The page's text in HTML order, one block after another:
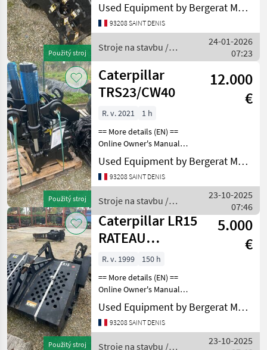
BIG
Winkelbauer
Cangini
Lehnhoff
Agri Manutention
Zobraziť
všetkých
14
MARKETPLACE
Marketplace
Ponuky
predajcov
Drobné
inzeráty
Použitý stroj
bagra
Used Equipment by Bergerat Monnoyeur
93208 SAINT DENIS
Stroje na stavbu /
Caterpillar
24-01-2026
07:23
Použitý stroj
Caterpillar
TRS23/CW40
12.000
€
R. v. 2021
1 h
== More details (EN) ==
Online Owner's Manual
Stroje na stavbu Lyžica
bagra
Used Equipment by Bergerat Monnoyeur
93208 SAINT DENIS
Stroje na stavbu /
Caterpillar
23-10-2025
07:46
Použitý stroj
Caterpillar LR15
RATEAU
PAYSAGE
5.000
€
R. v. 1999
150 h
== More details (EN) ==
Online Owner's Manual
Stroje na stavbu Lyžica
bagra
Used Equipment by Bergerat Monnoyeur
93208 SAINT DENIS
Stroje na stavbu /
23-10-2025